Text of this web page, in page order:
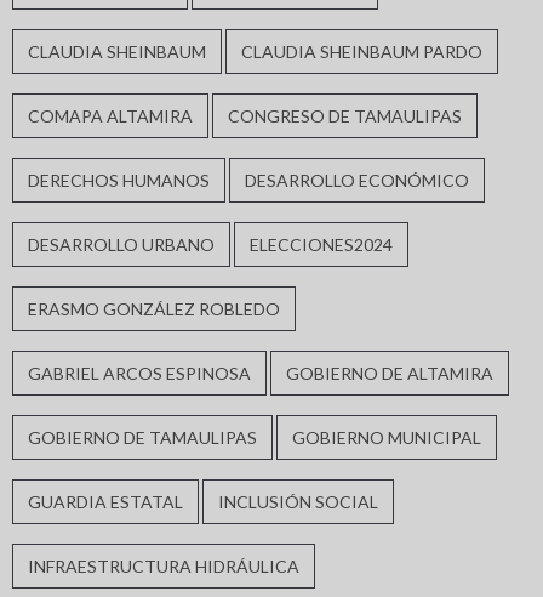
CLAUDIA SHEINBAUM CLAUDIA SHEINBAUM PARDO
COMAPA ALTAMIRA CONGRESO DE TAMAULIPAS
DERECHOS HUMANOS DESARROLLO ECONÓMICO
DESARROLLO URBANO ELECCIONES2024
ERASMO GONZÁLEZ ROBLEDO
GABRIEL ARCOS ESPINOSA GOBIERNO DE ALTAMIRA
GOBIERNO DE TAMAULIPAS GOBIERNO MUNICIPAL
GUARDIA ESTATAL INCLUSIÓN SOCIAL
INFRAESTRUCTURA HIDRÁULICA